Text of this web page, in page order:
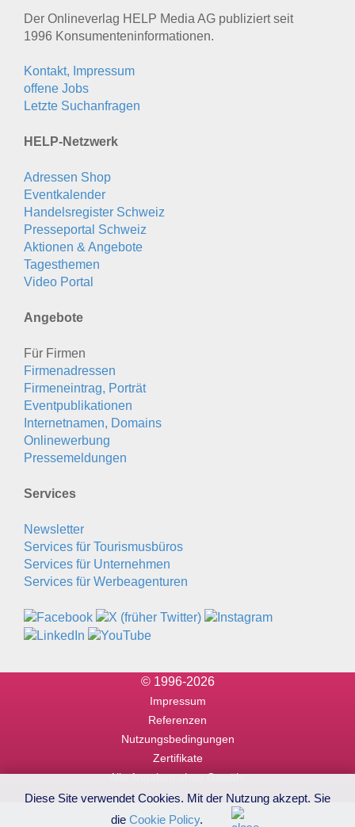
Der Onlineverlag HELP Media AG publiziert seit
1996 Konsumenten­informationen.
Kontakt, Impressum
offene Jobs
Letzte Suchanfragen
HELP-Netzwerk
Adressen Shop
Eventkalender
Handelsregister Schweiz
Presseportal Schweiz
Aktionen & Angebote
Tagesthemen
Video Portal
Angebote
Für Firmen
Firmenadressen
Firmeneintrag, Porträt
Eventpublikationen
Internetnamen, Domains
Onlinewerbung
Pressemeldungen
Services
Newsletter
Services für Tourismusbüros
Services für Unternehmen
Services für Werbeagenturen
© 1996-2026
Impressum
Referenzen
Nutzungsbedingungen
Zertifikate
Alle Angaben ohne Gewähr
Diese Site verwendet Cookies. Mit der Nutzung akzept. Sie
die Cookie Policy.